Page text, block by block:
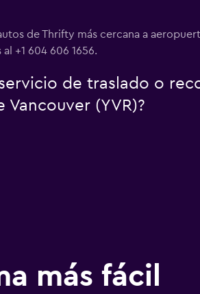
de Thrifty más cercana a
+1 604 606 1656.
de traslado o
Vancouver (YVR)?
más fácil